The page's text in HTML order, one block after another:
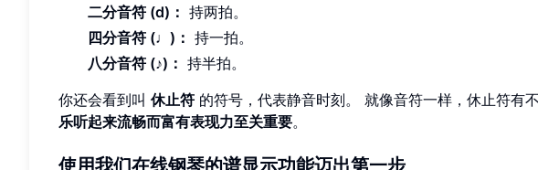
二分音符 (d)： 持两拍。
四分音符 (♩)： 持一拍。
八分音符 (♪)： 持半拍。
你还会看到叫 休止符 的符号，代表静音时刻。 就像音符一样，休止符有
乐听起来流畅而富有表现力至关重要。
使用我们在线钢琴的谱显示功能迈出第一步